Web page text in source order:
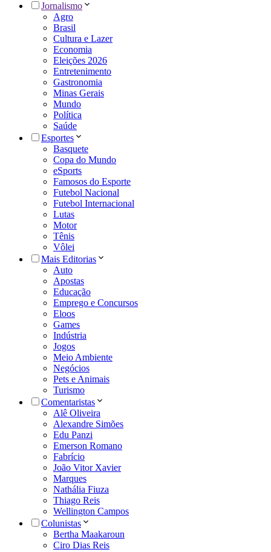
Jornalismo
Agro
Brasil
Cultura e Lazer
Economia
Eleições 2026
Entretenimento
Gastronomia
Minas Gerais
Mundo
Política
Saúde
Esportes
Basquete
Copa do Mundo
eSports
Famosos do Esporte
Futebol Nacional
Futebol Internacional
Lutas
Motor
Tênis
Vôlei
Mais Editorias
Auto
Apostas
Educação
Emprego e Concursos
Eloos
Games
Indústria
Jogos
Meio Ambiente
Negócios
Pets e Animais
Turismo
Comentaristas
Alê Oliveira
Alexandre Simões
Edu Panzi
Emerson Romano
Fabrício
João Vitor Xavier
Marques
Nathália Fiuza
Thiago Reis
Wellington Campos
Colunistas
Bertha Maakaroun
Ciro Dias Reis